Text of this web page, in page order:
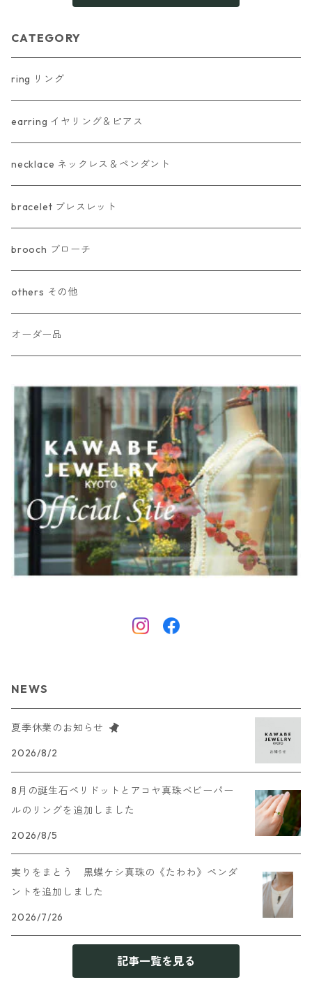
CATEGORY
ring リング
earring イヤリング＆ピアス
necklace ネックレス＆ペンダント
bracelet ブレスレット
brooch ブローチ
others その他
オーダー品
NEWS
夏季休業のお知らせ
2026/8/2
8月の誕生石ペリドットとアコヤ真珠ベビーパー
ルのリングを追加しました
2026/8/5
実りをまとう 黒蝶ケシ真珠の《たわわ》ペンダ
ントを追加しました
2026/7/26
記事一覧を見る